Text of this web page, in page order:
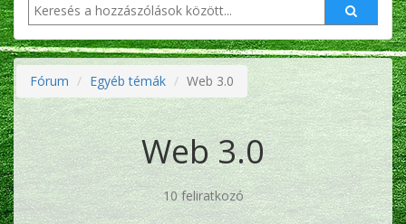
Fórum Egyéb témák Web 3.0
Web 3.0
10 feliratkozó